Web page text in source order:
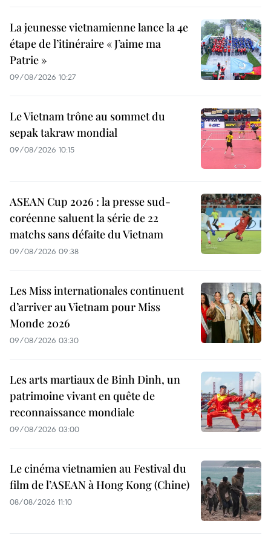
La jeunesse vietnamienne lance la 4e
étape de l’itinéraire « J’aime ma
Patrie »
09/08/2026 10:27
Le Vietnam trône au sommet du
sepak takraw mondial
09/08/2026 10:15
ASEAN Cup 2026 : la presse sud-
coréenne saluent la série de 22
matchs sans défaite du Vietnam
09/08/2026 09:38
Les Miss internationales continuent
d’arriver au Vietnam pour Miss
Monde 2026
09/08/2026 03:30
Les arts martiaux de Binh Dinh, un
patrimoine vivant en quête de
reconnaissance mondiale
09/08/2026 03:00
Le cinéma vietnamien au Festival du
film de l’ASEAN à Hong Kong (Chine)
08/08/2026 11:10